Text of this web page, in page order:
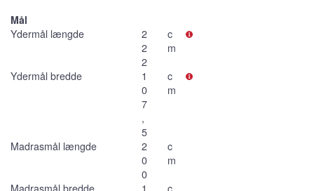
Mål
Ydermål længde
2
2
2
c
m
Ydermål bredde
1
0
7
,
5
c
m
Madrasmål længde
2
0
0
c
m